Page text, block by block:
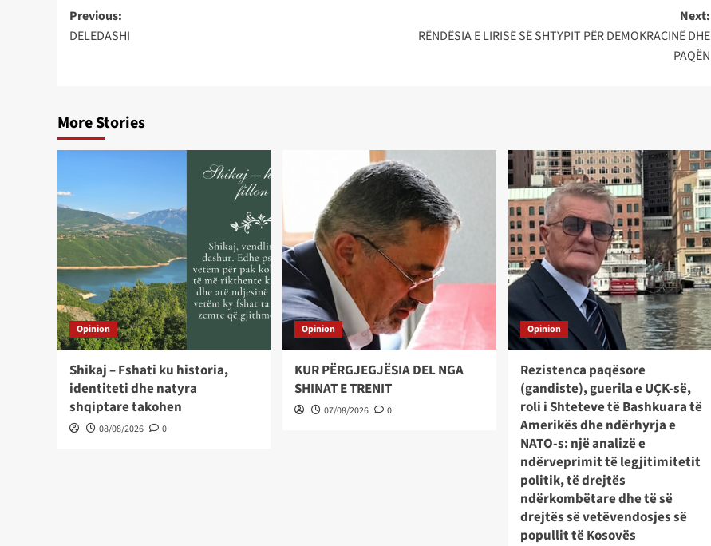
Post
navigation
Previous:
DELEDASHI
Next:
RËNDËSIA E LIRISË SË SHTYPIT PËR DEMOKRACINË DHE
PAQËN
More Stories
Opinion
Shikaj – Fshati ku historia,
identiteti dhe natyra
shqiptare takohen
08/08/2026 0
Opinion
KUR PËRGJEGJËSIA DEL NGA
SHINAT E TRENIT
07/08/2026 0
Opinion
Rezistenca paqësore
(gandiste), guerila e UÇK-së,
roli i Shteteve të Bashkuara të
Amerikës dhe ndërhyrja e
NATO-s: një analizë e
ndërveprimit të legjitimitetit
politik, të drejtës
ndërkombëtare dhe të së
drejtës së vetëvendosjes së
popullit të Kosovës